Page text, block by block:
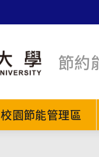
節約
校園節能管理區